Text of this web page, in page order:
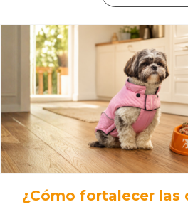
¿Cómo fortalecer las